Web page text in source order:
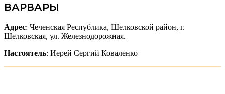
ВАРВАРЫ
Адрес: Чеченская Республика, Шелковской район, г.
Шелковская, ул. Железнодорожная.
Настоятель: Иерей Сергий Коваленко